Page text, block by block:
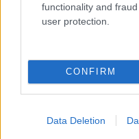
functionality and
user protection.
CONFIRM
Data Deletion
Αποχώρησε από την
Ποιοι θα παίρνουν